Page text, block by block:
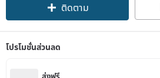
ติดตาม
โปรโมชั่นส่วนลด